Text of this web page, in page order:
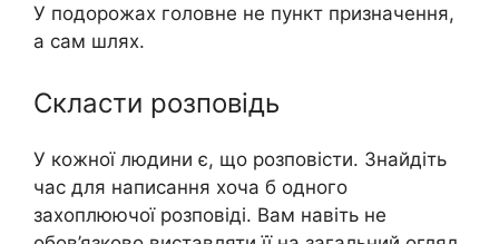
У подорожах головне не пункт призначення,
а сам шлях.
Скласти розповідь
У кожної людини є, що розповісти. Знайдіть
час для написання хоча б одного
захоплюючої розповіді. Вам навіть не